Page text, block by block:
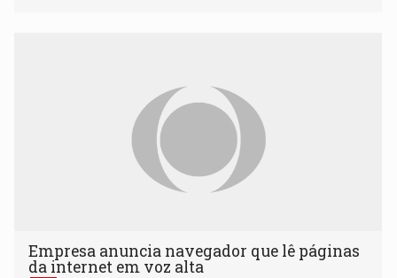
Empresa anuncia navegador que lê páginas
da internet em voz alta